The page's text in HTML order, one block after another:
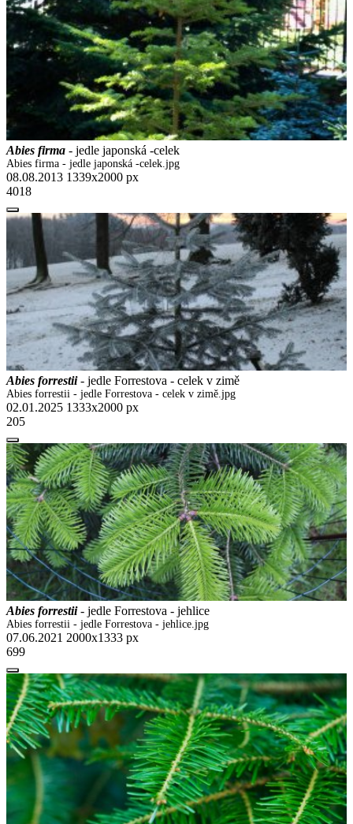
Abies firma - jedle japonská -celek
Abies firma - jedle japonská -celek.jpg
08.08.2013 1339x2000 px
4018
Abies forrestii- jedle Forrestova - celek v zimě
Abies forrestii - jedle Forrestova - celek v zimě.jpg
02.01.2025 1333x2000 px
205
Abies forrestii- jedle Forrestova - jehlice
Abies forrestii - jedle Forrestova - jehlice.jpg
07.06.2021 2000x1333 px
699